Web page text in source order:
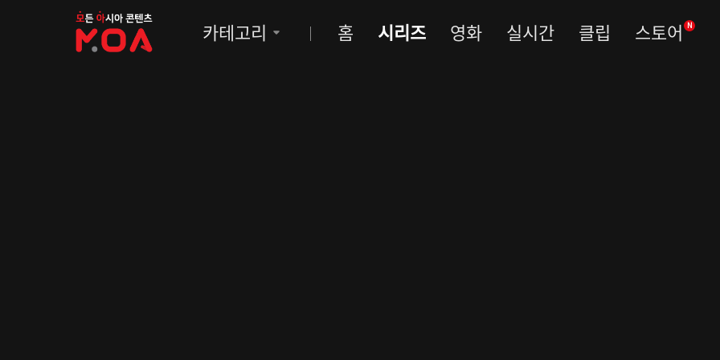
MOA
카테고리 홈 시리즈 영화 실시간 클립 스토어 N